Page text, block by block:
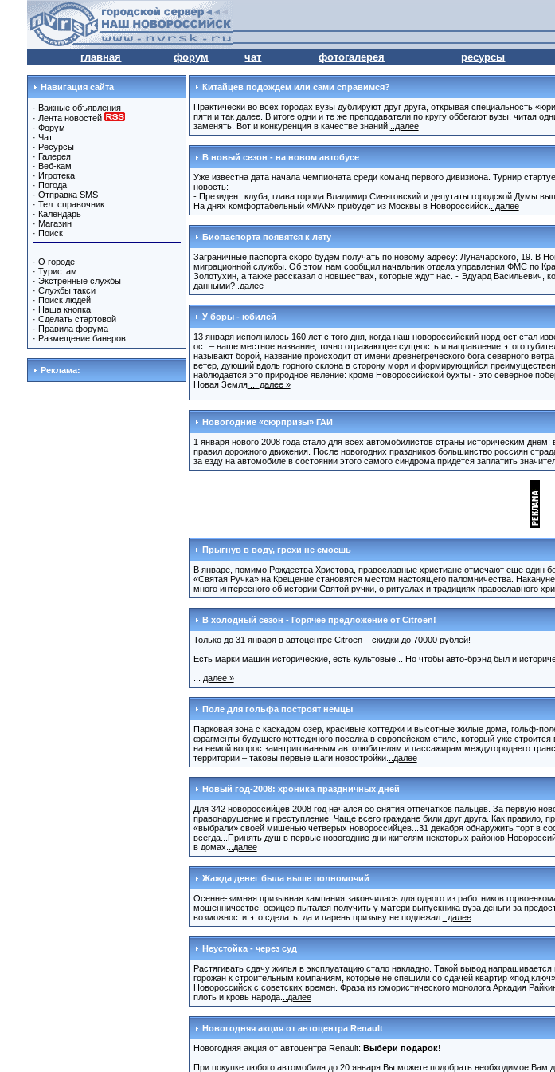
главная форум чат фотогалерея ресурсы
Навигация сайта
· Важные объявления
· Лента новостей
· Форум
· Чат
· Ресурсы
· Галерея
· Веб-кам
· Игротека
· Погода
· Отправка SMS
· Тел. справочник
· Календарь
· Магазин
· Поиск
· О городе
· Туристам
· Экстренные службы
· Службы такси
· Поиск людей
· Наша кнопка
· Сделать стартовой
· Правила форума
· Размещение банеров
Реклама:
Китайцев подождем или сами справимся?
Практически во всех городах вузы дублируют друг друга, открывая специальность
пяти и так далее. В итоге одни и те же преподаватели по кругу оббегают вузы, читая
заменять. Вот и конкуренция в качестве знаний! ..далее
В новый сезон - на новом автобусе
Уже известна дата начала чемпионата среди команд первого дивизиона. Турнир
новость:
- Президент клуба, глава города Владимир Синяговский и депутаты городской Думы
На днях комфортабельный «МАN» прибудет из Москвы в Новороссийск.
..далее
Биопаспорта появятся к лету
Заграничные паспорта скоро будем получать по новому адресу: Луначарского, 19. В
миграционной службы. Об этом нам сообщил начальник отдела управления ФМС по
Золотухин, а также рассказал о новшествах, которые ждут нас. - Эдуард Васильевич,
данными?..далее
У боры - юбилей
13 января исполнилось 160 лет с того дня, когда наш новороссийский норд-ост стал
ост – наше местное название, точно отражающее сущность и направление этого
называют борой, название происходит от имени древнегреческого бога северного
ветер, дующий вдоль горного склона в сторону моря и формирующийся
наблюдается это природное явление: кроме Новороссийской бухты - это северное
Новая Земля... далее »
Новогодние «сюрпризы» ГАИ
1 января нового 2008 года стало для всех автомобилистов страны историческим
правил дорожного движения. После новогодних праздников большинство россиян
за езду на автомобиле в состоянии этого самого синдрома придется заплатить
Прыгнув в воду, грехи не смоешь
В январе, помимо Рождества Христова, православные христиане отмечают еще один
«Святая Ручка» на Крещение становятся местом настоящего паломничества.
много интересного об истории Святой ручки, о ритуалах и традициях православного
В холодный сезон - Горячее предложение от Citroёn!
Только до 31 января в автоцентре Citroёn – скидки до 70000 рублей!
Есть марки машин исторические, есть культовые... Но чтобы авто-брэнд был и
далее »
Поле для гольфа построят немцы
Парковая зона с каскадом озер, красивые коттеджи и высотные жилые дома, гольф-
фрагменты будущего коттеджного поселка в европейском стиле, который уже
на немой вопрос заинтригованным автолюбителям и пассажирам междугороднего
территории – таковы первые шаги новостройки.
..далее
Новый год-2008: хроника праздничных дней
Для 342 новороссийцев 2008 год начался со снятия отпечатков пальцев. За первую
правонарушение и преступление. Чаще всего граждане били друг друга. Как правило,
«выбрали» своей мишенью четверых новороссийцев...31 декабря обнаружить торт в
всегда...Принять душ в первые новогодние дни жителям некоторых районов
в домах.
..далее
Жажда денег была выше полномочий
Осенне-зимняя призывная кампания закончилась для одного из работников
мошенничестве: офицер пытался получить у матери выпускника вуза деньги за
возможности это сделать, да и парень призыву не подлежал.
..далее
Неустойка - через суд
Растягивать сдачу жилья в эксплуатацию стало накладно. Такой вывод
горожан к строительным компаниям, которые не спешили со сдачей квартир «под
Новороссийск с советских времен. Фраза из юмористического монолога Аркадия
плоть и кровь народа.
..далее
Новогодняя акция от автоцентра Renault
Новогодняя акция от автоцентра Renault: Выбери подарок!
При покупке любого автомобиля до 20 января Вы можете подобрать необходимое Вам